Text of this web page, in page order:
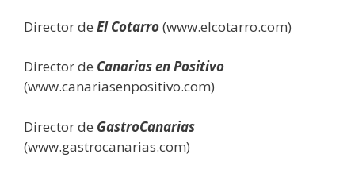
Director de El Cotarro(www.elcotarro.com)
Director de Canarias en Positivo
(www.canariasenpositivo.com)
Director de GastroCanarias
(www.gastrocanarias.com)